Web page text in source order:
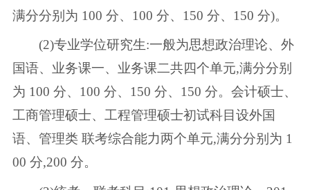
满分分别为 100 分、100 分、150 分、150 分)。
(2)专业学位研究生:一般为思想政治理论、外
国语、业务课一、业务课二共四个单元,满分分别
为 100 分、100 分、150 分、150 分。会计硕士、
工商管理硕士、工程管理硕士初试科目设外国
语、管理类 联考综合能力两个单元,满分分别为 1
00 分,200 分。